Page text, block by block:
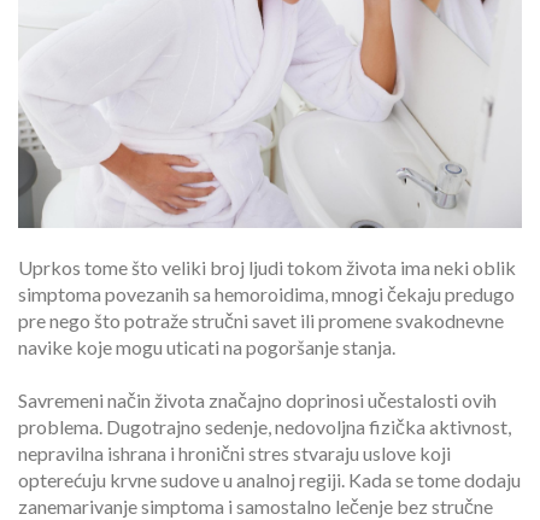
Uprkos tome što veliki broj ljudi tokom života ima neki oblik
simptoma povezanih sa hemoroidima, mnogi čekaju predugo
pre nego što potraže stručni savet ili promene svakodnevne
navike koje mogu uticati na pogoršanje stanja.
Savremeni način života značajno doprinosi učestalosti ovih
problema. Dugotrajno sedenje, nedovoljna fizička aktivnost,
nepravilna ishrana i hronični stres stvaraju uslove koji
opterećuju krvne sudove u analnoj regiji. Kada se tome dodaju
zanemarivanje simptoma i samostalno lečenje bez stručne